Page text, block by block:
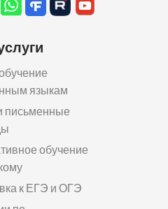
языкам
письменные
обучение
к ЕГЭ и ОГЭ